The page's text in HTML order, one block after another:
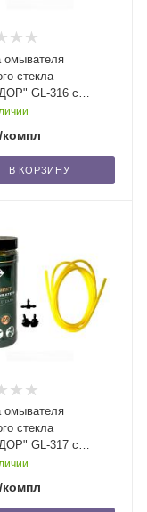
омывателя
стекла
GL-316 с
и тройником,
компл
В КОРЗИНУ
омывателя
стекла
GL-317 с
и тройником,
11-12 /20
компл